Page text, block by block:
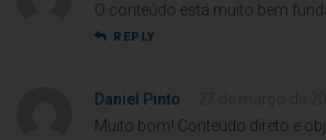
O conteúdo está muito bem
REPLY
Daniel Pinto
Muito bom! Conteúdo direto e